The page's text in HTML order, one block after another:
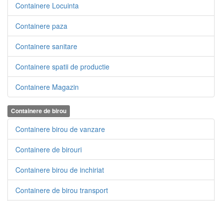
Containere Locuinta
Containere paza
Containere sanitare
Containere spatii de productie
Containere Magazin
Containere de birou
Containere birou de vanzare
Containere de birouri
Containere birou de inchiriat
Containere de birou transport